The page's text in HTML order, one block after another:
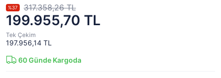
199.955,70 TL
%37 317.358,26 TL
Tek Çekim
197.956,14 TL
60Günde Kargoda